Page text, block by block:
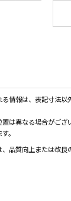
る情報は、表記寸法
は異なる場合がご
。
品質向上または改